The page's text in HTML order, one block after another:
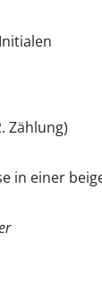
Zählung)
in einer